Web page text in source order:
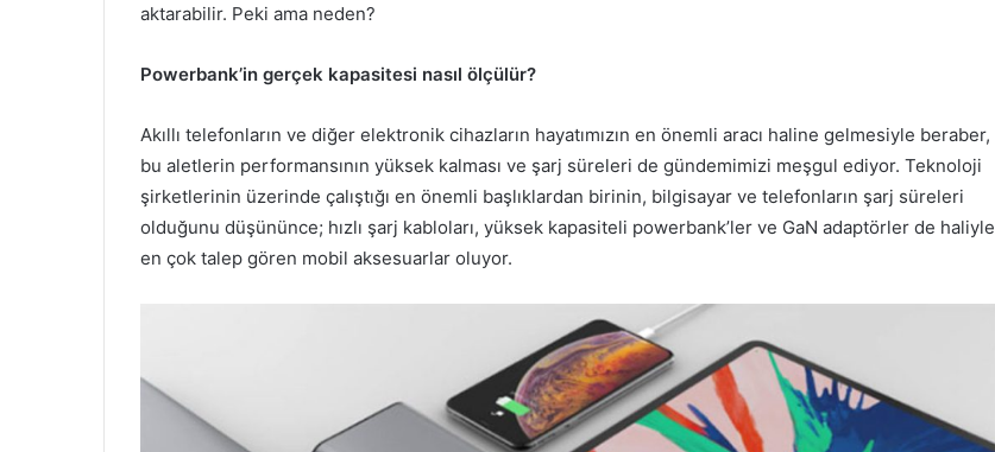
aktarabilir. Peki ama neden?
Powerbank’in gerçek kapasitesi nasıl ölçülür?
Akıllı telefonların ve diğer elektronik cihazların hayatımızın en önemli aracı haline gelmesiyle beraber,
bu aletlerin performansının yüksek kalması ve şarj süreleri de gündemimizi meşgul ediyor. Teknoloji
şirketlerinin üzerinde çalıştığı en önemli başlıklardan birinin, bilgisayar ve telefonların şarj süreleri
olduğunu düşününce; hızlı şarj kabloları, yüksek kapasiteli powerbank’ler ve GaN adaptörler de haliyle
en çok talep gören mobil aksesuarlar oluyor.